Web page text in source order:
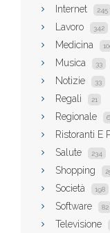
Internet 245
Lavoro 342
Medicina
Musica 33
Notizie 33
Regali 21
Regionale
Ristoranti E
Salute 234
Shopping
Società 198
Software 82
Televisione